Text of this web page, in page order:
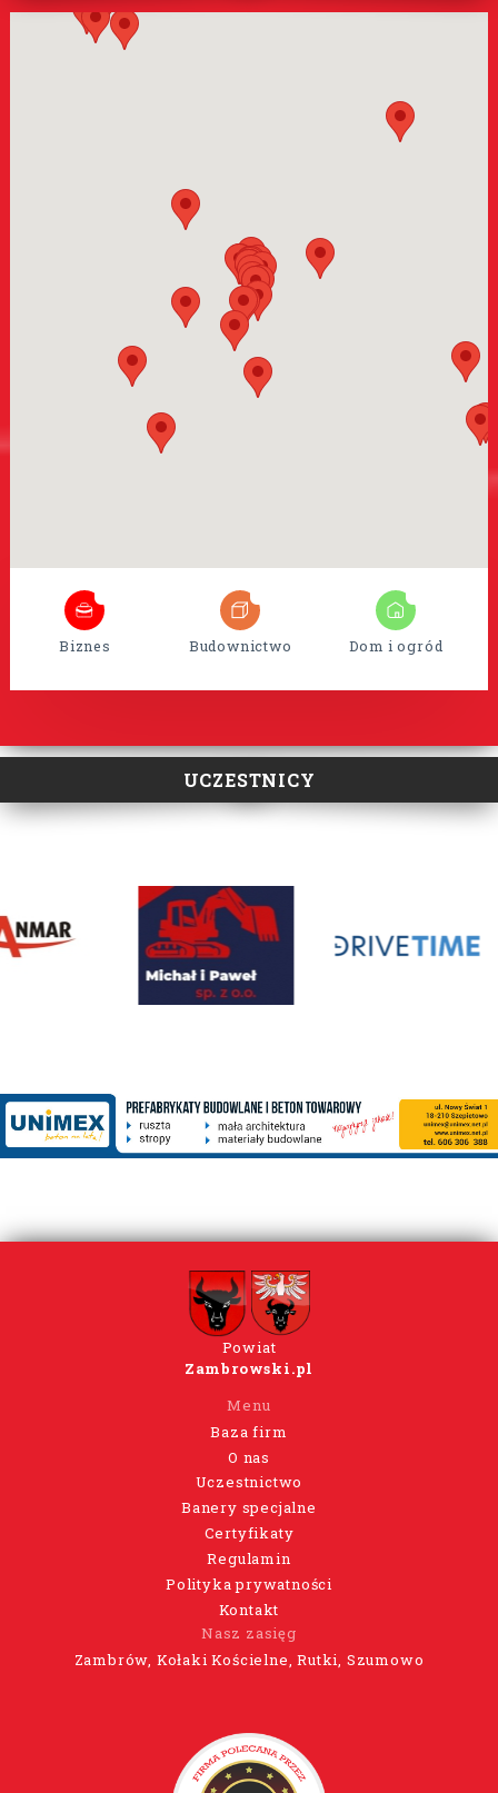
Biznes Budownictwo Dom i ogród
UCZESTNICY
Powiat
Zambrowski.pl
Menu
Baza firm
O nas
Uczestnictwo
Banery specjalne
Certyfikaty
Regulamin
Polityka prywatności
Kontakt
Nasz zasięg
Zambrów, Kołaki Kościelne, Rutki, Szumowo